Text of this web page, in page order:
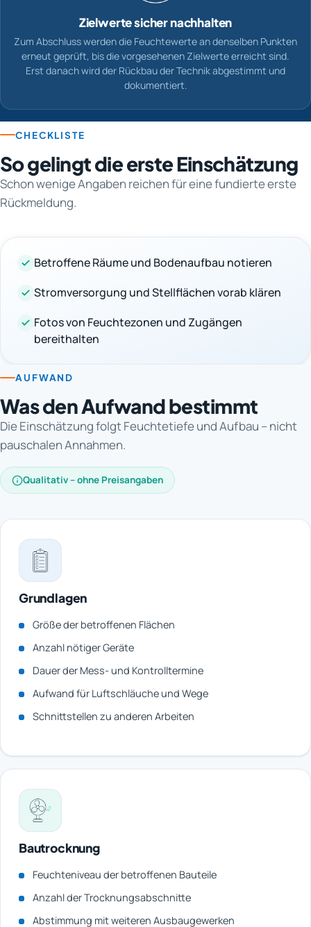
Zielwerte sicher nachhalten
Zum Abschluss werden die Feuchtewerte an denselben Punkten
erneut geprüft, bis die vorgesehenen Zielwerte erreicht sind.
Erst danach wird der Rückbau der Technik abgestimmt und
dokumentiert.
CHECKLISTE
So gelingt die erste Einschätzung
Schon wenige Angaben reichen für eine fundierte erste
Rückmeldung.
Betroffene Räume und Bodenaufbau notieren
Stromversorgung und Stellflächen vorab klären
Fotos von Feuchtezonen und Zugängen
bereithalten
AUFWAND
Was den Aufwand bestimmt
Die Einschätzung folgt Feuchtetiefe und Aufbau – nicht
pauschalen Annahmen.
Qualitativ – ohne Preisangaben
Grundlagen
Größe der betroffenen Flächen
Anzahl nötiger Geräte
Dauer der Mess- und Kontrolltermine
Aufwand für Luftschläuche und Wege
Schnittstellen zu anderen Arbeiten
Bautrocknung
Feuchteniveau der betroffenen Bauteile
Anzahl der Trocknungsabschnitte
Abstimmung mit weiteren Ausbaugewerken